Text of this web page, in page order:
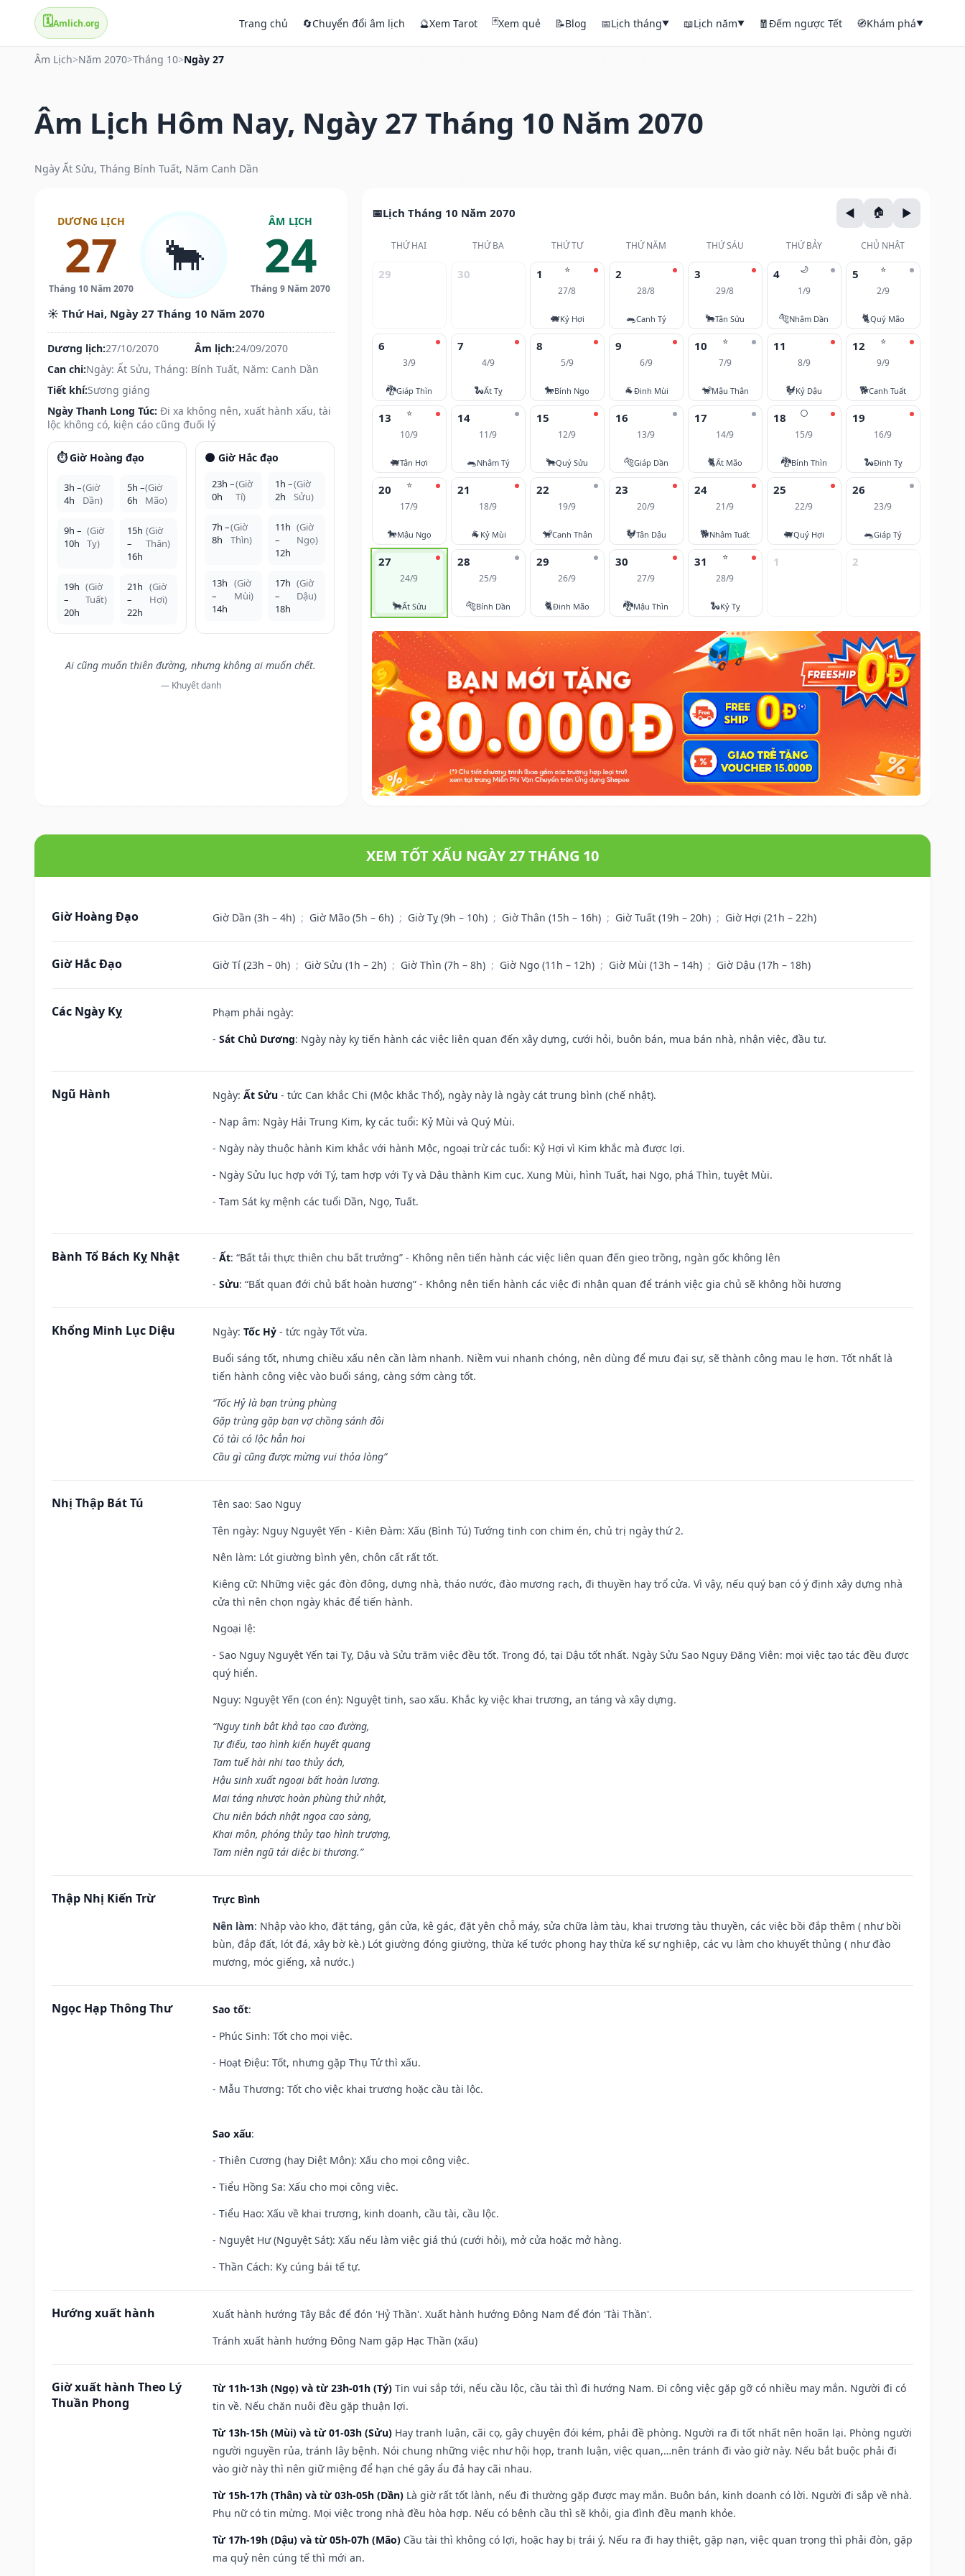
🗓️Amlich.org Trang chủ 🔄Chuyển đổi âm lịch 🔮Xem Tarot 🃏Xem quẻ 📝Blog 📅Lịch tháng▼ 📖Lịch năm▼ 🧧Đếm ngược Tết 🧭Khám phá▼
Âm Lịch>Năm 2070>Tháng 10>Ngày 27
Âm Lịch Hôm Nay, Ngày 27 Tháng 10 Năm 2070
Ngày Ất Sửu, Tháng Bính Tuất, Năm Canh Dần
DƯƠNG LỊCH
27
Tháng 10 Năm 2070
🐂
ÂM LỊCH
24
Tháng 9 Năm 2070
☀️ Thứ Hai, Ngày 27 Tháng 10 Năm 2070
Dương lịch:27/10/2070 Âm lịch:24/09/2070
Can chi:Ngày: Ất Sửu, Tháng: Bính Tuất, Năm: Canh Dần
Tiết khí:Sương giáng
Ngày Thanh Long Túc: Đi xa không nên, xuất hành xấu, tài
lộc không có, kiện cáo cũng đuối lý
⏱️ Giờ Hoàng đạo
3h –
4h
(Giờ
Dần)
5h –
6h
(Giờ
Mão)
9h –
10h
(Giờ
Tỵ)
15h
–
16h
(Giờ
Thân)
19h
–
20h
(Giờ
Tuất)
21h
–
22h
(Giờ
Hợi)
🌑 Giờ Hắc đạo
23h –
0h
(Giờ
Tí)
1h –
2h
(Giờ
Sửu)
7h –
8h
(Giờ
Thìn)
11h
–
12h
(Giờ
Ngọ)
13h
–
14h
(Giờ
Mùi)
17h
–
18h
(Giờ
Dậu)
Ai cũng muốn thiên đường, nhưng không ai muốn chết.
— Khuyết danh
Lịch Tháng 10 Năm 2070
THỨ HAI THỨ BA THỨ TƯ THỨ NĂM THỨ SÁU THỨ BẢY CHỦ NHẬT
29 30 ⭐
1
27/8
🐖Kỷ Hợi
2
28/8
🐀Canh Tý
3
29/8
🐂Tân Sửu
🌙
4
1/9
🐅Nhâm Dần
⭐
5
2/9
🐈Quý Mão
6
3/9
🐉Giáp Thìn
7
4/9
🐍Ất Tỵ
8
5/9
🐎Bính Ngọ
9
6/9
🐐Đinh Mùi
⭐
10
7/9
🐒Mậu Thân
11
8/9
🐓Kỷ Dậu
⭐
12
9/9
🐕Canh Tuất
⭐
13
10/9
🐖Tân Hợi
14
11/9
🐀Nhâm Tý
15
12/9
🐂Quý Sửu
16
13/9
🐅Giáp Dần
17
14/9
🐈Ất Mão
🌕
18
15/9
🐉Bính Thìn
19
16/9
🐍Đinh Tỵ
⭐
20
17/9
🐎Mậu Ngọ
21
18/9
🐐 Kỷ Mùi
22
19/9
🐒Canh Thân
23
20/9
🐓Tân Dậu
24
21/9
🐕Nhâm Tuất
25
22/9
🐖Quý Hợi
26
23/9
🐀Giáp Tý
27
24/9
🐂Ất Sửu
28
25/9
🐅Bính Dần
29
26/9
🐈Đinh Mão
30
27/9
🐉Mậu Thìn
⭐
31
28/9
🐍Kỷ Tỵ
1 2
XEM TỐT XẤU NGÀY 27 THÁNG 10
Giờ Hoàng Đạo Giờ Dần (3h – 4h) ; Giờ Mão (5h – 6h) ; Giờ Tỵ (9h – 10h) ; Giờ Thân (15h – 16h) ; Giờ Tuất (19h – 20h) ; Giờ Hợi (21h – 22h)
Giờ Hắc Đạo Giờ Tí (23h – 0h) ; Giờ Sửu (1h – 2h) ; Giờ Thìn (7h – 8h) ; Giờ Ngọ (11h – 12h) ; Giờ Mùi (13h – 14h) ; Giờ Dậu (17h – 18h)
Các Ngày Kỵ
Phạm phải ngày:
- Sát Chủ Dương: Ngày này kỵ tiến hành các việc liên quan đến xây dựng, cưới hỏi, buôn bán, mua bán nhà, nhận việc, đầu tư.
Ngũ Hành Ngày: Ất Sửu - tức Can khắc Chi (Mộc khắc Thổ), ngày này là ngày cát trung bình (chế nhật).
- Nạp âm: Ngày Hải Trung Kim, kỵ các tuổi: Kỷ Mùi và Quý Mùi.
- Ngày này thuộc hành Kim khắc với hành Mộc, ngoại trừ các tuổi: Kỷ Hợi vì Kim khắc mà được lợi.
- Ngày Sửu lục hợp với Tý, tam hợp với Tỵ và Dậu thành Kim cục. Xung Mùi, hình Tuất, hại Ngọ, phá Thìn, tuyệt Mùi.
- Tam Sát kỵ mệnh các tuổi Dần, Ngọ, Tuất.
Bành Tổ Bách Kỵ Nhật - Ất: “Bất tải thực thiên chu bất trưởng” - Không nên tiến hành các việc liên quan đến gieo trồng, ngàn gốc không lên
- Sửu: “Bất quan đới chủ bất hoàn hương” - Không nên tiến hành các việc đi nhận quan để tránh việc gia chủ sẽ không hồi hương
Khổng Minh Lục Diệu Ngày: Tốc Hỷ - tức ngày Tốt vừa.
Buổi sáng tốt, nhưng chiều xấu nên cần làm nhanh. Niềm vui nhanh chóng, nên dùng để mưu đại sự, sẽ thành công mau lẹ hơn. Tốt nhất là
tiến hành công việc vào buổi sáng, càng sớm càng tốt.
“Tốc Hỷ là bạn trùng phùng
Gặp trùng gặp bạn vợ chồng sánh đôi
Có tài có lộc hẳn hoi
Cầu gì cũng được mừng vui thỏa lòng”
Nhị Thập Bát Tú Tên sao: Sao Nguy
Tên ngày: Nguy Nguyệt Yến - Kiên Đàm: Xấu (Bình Tú) Tướng tinh con chim én, chủ trị ngày thứ 2.
Nên làm: Lót giường bình yên, chôn cất rất tốt.
Kiêng cữ: Những việc gác đòn đông, dựng nhà, tháo nước, đào mương rạch, đi thuyền hay trổ cửa. Vì vậy, nếu quý bạn có ý định xây dựng nhà
cửa thì nên chọn ngày khác để tiến hành.
Ngoại lệ:
- Sao Nguy Nguyệt Yến tại Tỵ, Dậu và Sửu trăm việc đều tốt. Trong đó, tại Dậu tốt nhất. Ngày Sửu Sao Nguy Đăng Viên: mọi việc tạo tác đều được
quý hiển.
Nguy: Nguyệt Yến (con én): Nguyệt tinh, sao xấu. Khắc kỵ việc khai trương, an táng và xây dựng.
“Nguy tinh bât khả tạo cao đường,
Tự điếu, tao hình kiến huyết quang
Tam tuế hài nhi tao thủy ách,
Hậu sinh xuất ngoại bất hoàn lương.
Mai táng nhược hoàn phùng thử nhật,
Chu niên bách nhật ngọa cao sàng,
Khai môn, phóng thủy tạo hình trượng,
Tam niên ngũ tái diệc bi thương.”
Thập Nhị Kiến Trừ
Trực Bình
Nên làm: Nhập vào kho, đặt táng, gắn cửa, kê gác, đặt yên chỗ máy, sửa chữa làm tàu, khai trương tàu thuyền, các việc bồi đắp thêm ( như bồi
bùn, đắp đất, lót đá, xây bờ kè.) Lót giường đóng giường, thừa kế tước phong hay thừa kế sự nghiệp, các vụ làm cho khuyết thủng ( như đào
mương, móc giếng, xả nước.)
Ngọc Hạp Thông Thư Sao tốt:
- Phúc Sinh: Tốt cho mọi việc.
- Hoạt Điệu: Tốt, nhưng gặp Thụ Tử thì xấu.
- Mẫu Thương: Tốt cho việc khai trương hoặc cầu tài lộc.
Sao xấu:
- Thiên Cương (hay Diệt Môn): Xấu cho mọi công việc.
- Tiểu Hồng Sa: Xấu cho mọi công việc.
- Tiểu Hao: Xấu về khai trương, kinh doanh, cầu tài, cầu lộc.
- Nguyệt Hư (Nguyệt Sát): Xấu nếu làm việc giá thú (cưới hỏi), mở cửa hoặc mở hàng.
- Thần Cách: Kỵ cúng bái tế tự.
Hướng xuất hành
Xuất hành hướng Tây Bắc để đón 'Hỷ Thần'. Xuất hành hướng Đông Nam để đón 'Tài Thần'.
Tránh xuất hành hướng Đông Nam gặp Hạc Thần (xấu)
Giờ xuất hành Theo Lý
Thuần Phong
Từ 11h-13h (Ngọ) và từ 23h-01h (Tý) Tin vui sắp tới, nếu cầu lộc, cầu tài thì đi hướng Nam. Đi công việc gặp gỡ có nhiều may mắn. Người đi có
tin về. Nếu chăn nuôi đều gặp thuận lợi.
Từ 13h-15h (Mùi) và từ 01-03h (Sửu) Hay tranh luận, cãi cọ, gây chuyện đói kém, phải đề phòng. Người ra đi tốt nhất nên hoãn lại. Phòng người
người nguyền rủa, tránh lây bệnh. Nói chung những việc như hội họp, tranh luận, việc quan,…nên tránh đi vào giờ này. Nếu bắt buộc phải đi
vào giờ này thì nên giữ miệng để hạn ché gây ẩu đả hay cãi nhau.
Từ 15h-17h (Thân) và từ 03h-05h (Dần) Là giờ rất tốt lành, nếu đi thường gặp được may mắn. Buôn bán, kinh doanh có lời. Người đi sắp về nhà.
Phụ nữ có tin mừng. Mọi việc trong nhà đều hòa hợp. Nếu có bệnh cầu thì sẽ khỏi, gia đình đều mạnh khỏe.
Từ 17h-19h (Dậu) và từ 05h-07h (Mão) Cầu tài thì không có lợi, hoặc hay bị trái ý. Nếu ra đi hay thiệt, gặp nạn, việc quan trọng thì phải đòn, gặp
ma quỷ nên cúng tế thì mới an.